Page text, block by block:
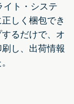
イト・システ
しく梱包でき
るだけで、オ
し、出荷情報